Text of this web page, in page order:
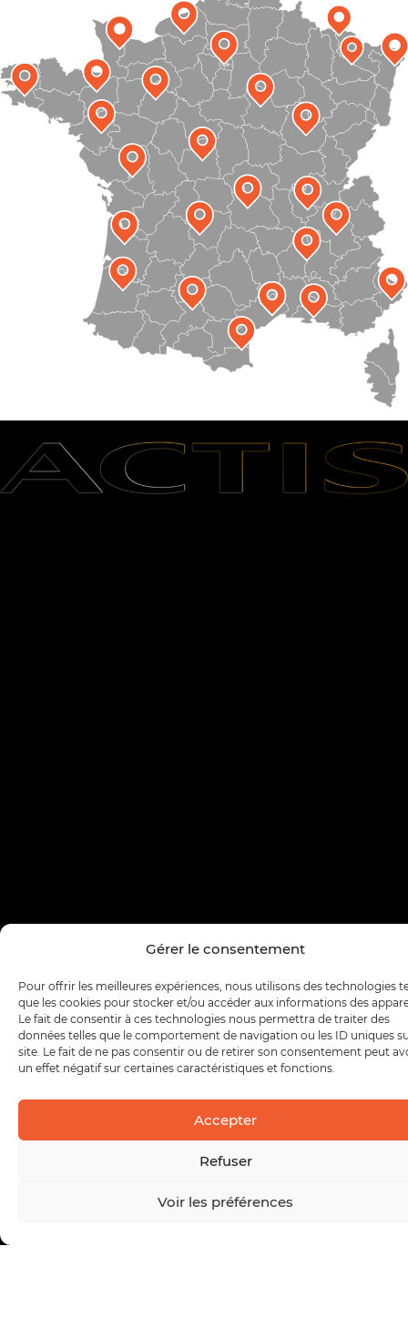
Gérer le consentement
Pour offrir les meilleures expériences, nous utilisons des technologies
que les cookies pour stocker et/ou accéder aux informations des
Le fait de consentir à ces technologies nous permettra de traiter des
données telles que le comportement de navigation ou les ID uniques
site. Le fait de ne pas consentir ou de retirer son consentement peut
un effet négatif sur certaines caractéristiques et fonctions.
Accepter
Refuser
Voir les préférences